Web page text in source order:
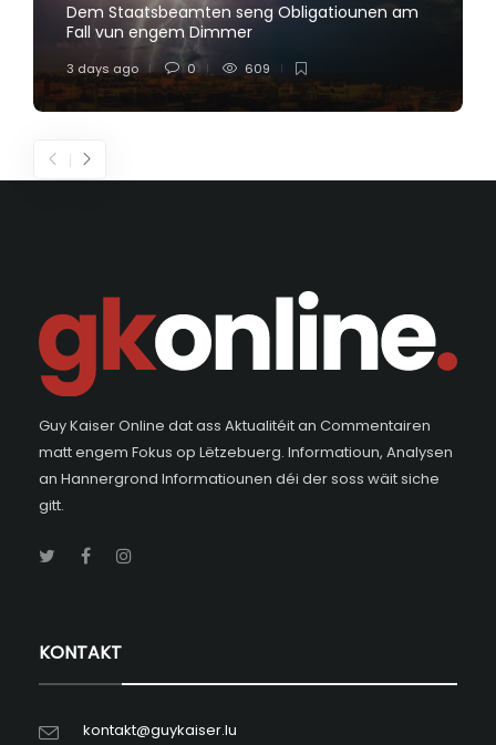
Dem Staatsbeamten seng Obligatiounen am
Fall vun engem Dimmer
3 days ago 0 609
Guy Kaiser Online dat ass Aktualitéit an Commentairen
matt engem Fokus op Lëtzebuerg. Informatioun, Analysen
an Hannergrond Informatiounen déi der soss wäit siche
gitt.
KONTAKT
kontakt@guykaiser.lu